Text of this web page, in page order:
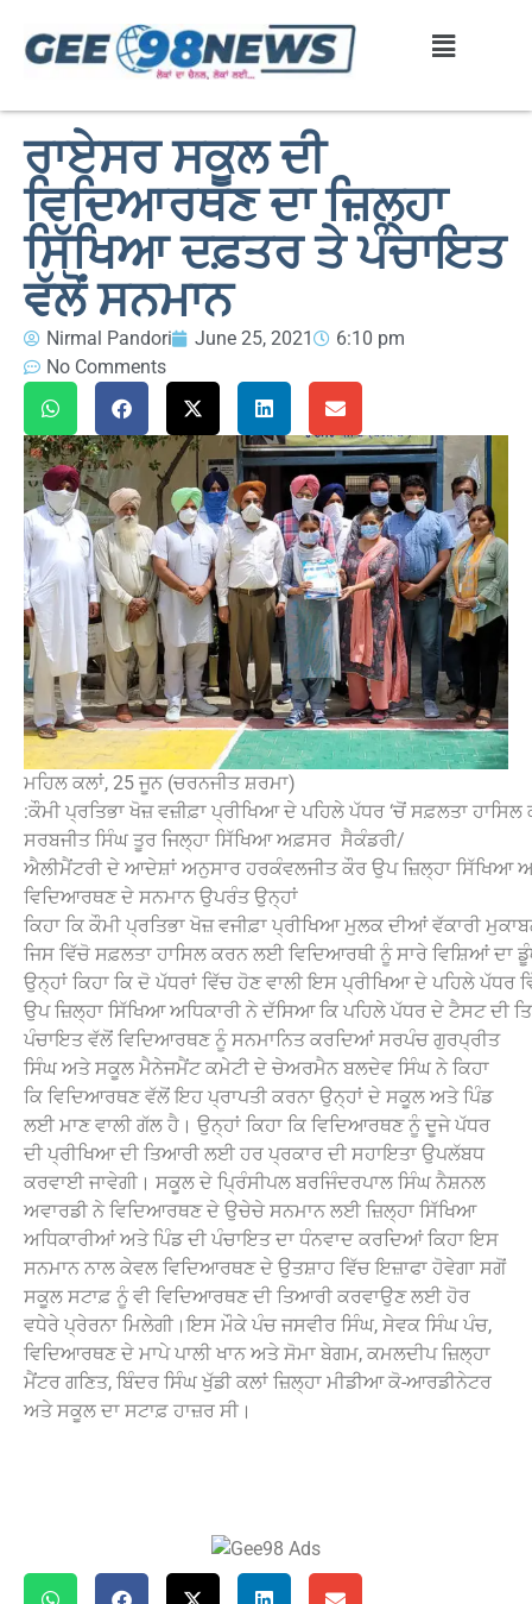
ਰਾਏਸਰ ਸਕੂਲ ਦੀ
ਵਿਦਿਆਰਥਣ ਦਾ ਜ਼ਿਲ੍ਹਾ
ਸਿੱਖਿਆ ਦਫ਼ਤਰ ਤੇ ਪੰਚਾਇਤ
ਵੱਲੋਂ ਸਨਮਾਨ
Nirmal Pandori June 25, 2021
6:10 pm
No Comments
ਮਹਿਲ ਕਲਾਂ, 25 ਜੂਨ (ਚਰਨਜੀਤ ਸ਼ਰਮਾ)
:ਕੌਮੀ ਪ੍ਰਤਿਭਾ ਖੋਜ਼ ਵਜ਼ੀਫ਼ਾ ਪ੍ਰੀਖਿਆ ਦੇ ਪਹਿਲੇ ਪੱਧਰ ‘ਚੋਂ ਸਫ਼ਲਤਾ
ਸਰਬਜੀਤ ਸਿੰਘ ਤੂਰ ਜਿਲ੍ਹਾ ਸਿੱਖਿਆ ਅਫ਼ਸਰ ਸੈਕੰਡਰੀ/
ਐਲੀਮੈਂਟਰੀ ਦੇ ਆਦੇਸ਼ਾਂ ਅਨੁਸਾਰ ਹਰਕੰਵਲਜੀਤ ਕੌਰ ਉਪ ਜ਼ਿਲ੍ਹਾ
ਵਿਦਿਆਰਥਣ ਦੇ ਸਨਮਾਨ ਉਪਰੰਤ ਉਨ੍ਹਾਂ
ਕਿਹਾ ਕਿ ਕੌਮੀ ਪ੍ਰਤਿਭਾ ਖੋਜ਼ ਵਜੀਫ਼ਾ ਪ੍ਰੀਖਿਆ ਮੁਲਕ ਦੀਆਂ ਵੱਕਾਰੀ
ਜਿਸ ਵਿੱਚੋ ਸਫ਼ਲਤਾ ਹਾਸਿਲ ਕਰਨ ਲਈ ਵਿਦਿਆਰਥੀ ਨੂੰ ਸਾਰੇ ਵਿਸ਼ਿਆਂ ਦਾ
ਉਨ੍ਹਾਂ ਕਿਹਾ ਕਿ ਦੋ ਪੱਧਰਾਂ ਵਿੱਚ ਹੋਣ ਵਾਲੀ ਇਸ ਪ੍ਰੀਖਿਆ ਦੇ ਪਹਿਲੇ
ਉਪ ਜ਼ਿਲ੍ਹਾ ਸਿੱਖਿਆ ਅਧਿਕਾਰੀ ਨੇ ਦੱਸਿਆ ਕਿ ਪਹਿਲੇ ਪੱਧਰ ਦੇ ਟੈਸਟ ਦੀ
ਪੰਚਾਇਤ ਵੱਲੋਂ ਵਿਦਿਆਰਥਣ ਨੂੰ ਸਨਮਾਨਿਤ ਕਰਦਿਆਂ ਸਰਪੰਚ ਗੁਰਪ੍ਰੀਤ
ਸਿੰਘ ਅਤੇ ਸਕੂਲ ਮੈਨੇਜਮੈਂਟ ਕਮੇਟੀ ਦੇ ਚੇਅਰਮੈਨ ਬਲਦੇਵ ਸਿੰਘ ਨੇ ਕਿਹਾ
ਕਿ ਵਿਦਿਆਰਥਣ ਵੱਲੋਂ ਇਹ ਪ੍ਰਾਪਤੀ ਕਰਨਾ ਉਨ੍ਹਾਂ ਦੇ ਸਕੂਲ ਅਤੇ ਪਿੰਡ
ਲਈ ਮਾਣ ਵਾਲੀ ਗੱਲ ਹੈ। ਉਨ੍ਹਾਂ ਕਿਹਾ ਕਿ ਵਿਦਿਆਰਥਣ ਨੂੰ ਦੂਜੇ ਪੱਧਰ
ਦੀ ਪ੍ਰੀਖਿਆ ਦੀ ਤਿਆਰੀ ਲਈ ਹਰ ਪ੍ਰਕਾਰ ਦੀ ਸਹਾਇਤਾ ਉਪਲੱਬਧ
ਕਰਵਾਈ ਜਾਵੇਗੀ। ਸਕੂਲ ਦੇ ਪ੍ਰਿੰਸੀਪਲ ਬਰਜਿੰਦਰਪਾਲ ਸਿੰਘ ਨੈਸ਼ਨਲ
ਅਵਾਰਡੀ ਨੇ ਵਿਦਿਆਰਥਣ ਦੇ ਉਚੇਚੇ ਸਨਮਾਨ ਲਈ ਜ਼ਿਲ੍ਹਾ ਸਿੱਖਿਆ
ਅਧਿਕਾਰੀਆਂ ਅਤੇ ਪਿੰਡ ਦੀ ਪੰਚਾਇਤ ਦਾ ਧੰਨਵਾਦ ਕਰਦਿਆਂ ਕਿਹਾ ਇਸ
ਸਨਮਾਨ ਨਾਲ ਕੇਵਲ ਵਿਦਿਆਰਥਣ ਦੇ ਉਤਸ਼ਾਹ ਵਿੱਚ ਇਜ਼ਾਫਾ ਹੋਵੇਗਾ ਸਗੋਂ
ਸਕੂਲ ਸਟਾਫ਼ ਨੂੰ ਵੀ ਵਿਦਿਆਰਥਣ ਦੀ ਤਿਆਰੀ ਕਰਵਾਉਣ ਲਈ ਹੋਰ
ਵਧੇਰੇ ਪ੍ਰੇਰਨਾ ਮਿਲੇਗੀ।ਇਸ ਮੌਕੇ ਪੰਚ ਜਸਵੀਰ ਸਿੰਘ, ਸੇਵਕ ਸਿੰਘ ਪੰਚ,
ਵਿਦਿਆਰਥਣ ਦੇ ਮਾਪੇ ਪਾਲੀ ਖਾਨ ਅਤੇ ਸੋਮਾ ਬੇਗਮ, ਕਮਲਦੀਪ ਜ਼ਿਲ੍ਹਾ
ਮੈਂਟਰ ਗਣਿਤ, ਬਿੰਦਰ ਸਿੰਘ ਖੁੱਡੀ ਕਲਾਂ ਜ਼ਿਲ੍ਹਾ ਮੀਡੀਆ ਕੋ-ਆਰਡੀਨੇਟਰ
ਅਤੇ ਸਕੂਲ ਦਾ ਸਟਾਫ਼ ਹਾਜ਼ਰ ਸੀ।